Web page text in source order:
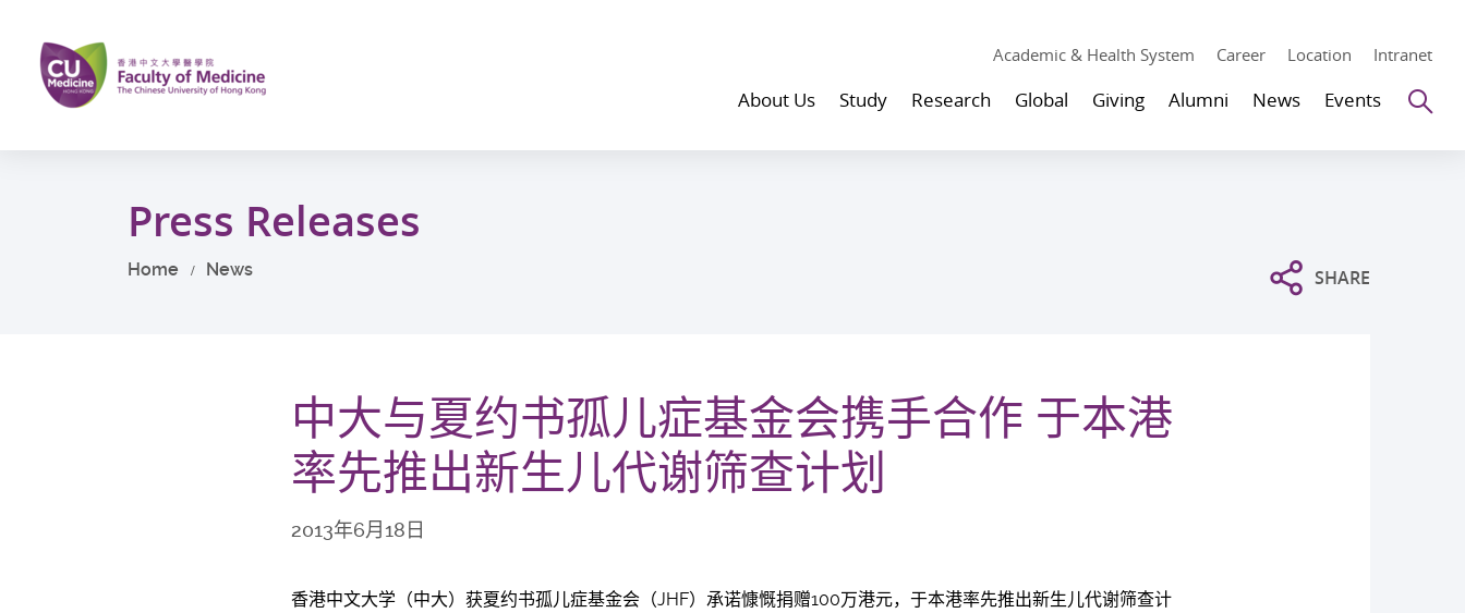
main
content
Academic & Health System Career Location Intranet
About Us Study Research Global Giving Alumni News Events
Press Releases
Home News SHARE
中大与夏约书孤儿症基金会携手合作 于本港
率先推出新生儿代谢筛查计划
2013年6月18日
香港中文大学（中大）获夏约书孤儿症基金会（JHF）承诺慷慨捐赠100万港元， 于本港率先推出新生儿代谢筛查计